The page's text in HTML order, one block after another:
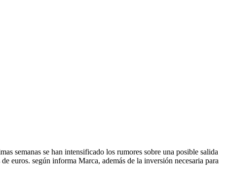
semanas se han intensificado los rumores sobre una posible salida
euros. según informa Marca, además de la inversión necesaria para